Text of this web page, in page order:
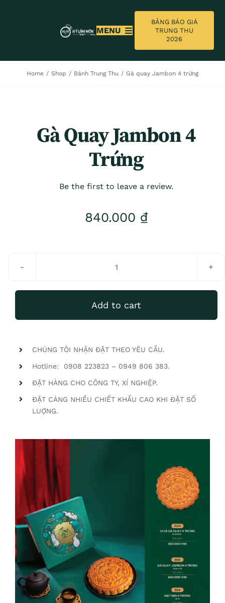
MENU
BẢNG BÁO GIÁ
TRUNG THU
2026
Home / Shop / Bánh Trung Thu / Gà quay Jambon 4 trứng
Gà Quay Jambon 4
Trứng
Be the first to leave a review.
840.000 ₫
Gà
Jambon
quantity
Add to cart
CHÚNG TÔI NHẬN ĐẶT THEO YÊU CẦU.
Hotline: 0908 223823 – 0949 806 383.
ĐẶT HÀNG CHO CÔNG TY, XÍ NGHIỆP.
ĐẶT CÀNG NHIỀU CHIẾT KHẤU CAO KHI ĐẶT SỐ
LUỢNG.